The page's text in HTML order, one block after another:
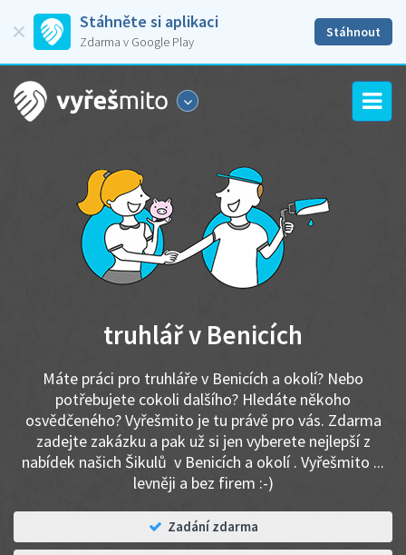
Stáhněte si aplikaci
Zdarma v Google Play
Stáhnout
truhlář v Benicích
Máte práci pro truhláře v Benicích a okolí? Nebo
potřebujete cokoli dalšího? Hledáte někoho
osvědčeného? Vyřešmito je tu právě pro vás. Zdarma
zadejte zakázku a pak už si jen vyberete nejlepší z
nabídek našich Šikulů v Benicích a okolí . Vyřešmito ...
levněji a bez firem :-)
Zadání zdarma